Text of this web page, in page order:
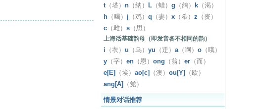
t（塔） n （纳） L （蜡） g （鸽） k （渴）
h （喝） j （鸡） q （妻） x （希） z （资）
c （雌） s （思）
上海话基础韵母（即发音各不相同的韵）
i （衣） u （乌） yu （迂） a（啊） o （哦）
y （字） en （恩） ong （翁） er （而）
e[E]
（埃） ao[c] （澳） ou[Y]
（欧）
ang[A]
（党）
情景对话推荐